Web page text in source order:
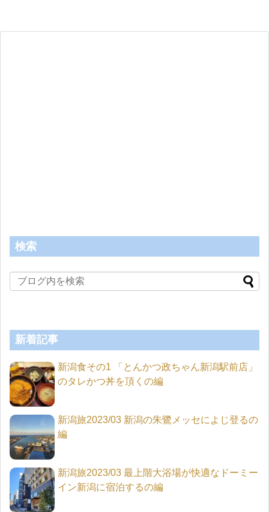
検索
新着記事
新潟食その1 「とんかつ政ちゃん新潟駅前店」
のタレかつ丼を頂くの編
新潟旅2023/03 新潟の朱鷺メッセによじ登るの
編
新潟旅2023/03 最上階大浴場が快適なドーミー
イン新潟に宿泊するの編